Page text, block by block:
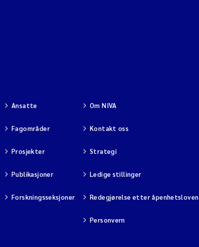
Ansatte
Fagområder
Prosjekter
Publikasjoner
Forskningsseksjoner
Om NIVA
Kontakt oss
Strategi
Ledige stillinger
Redegjørelse etter åpenhetsloven
Personvern